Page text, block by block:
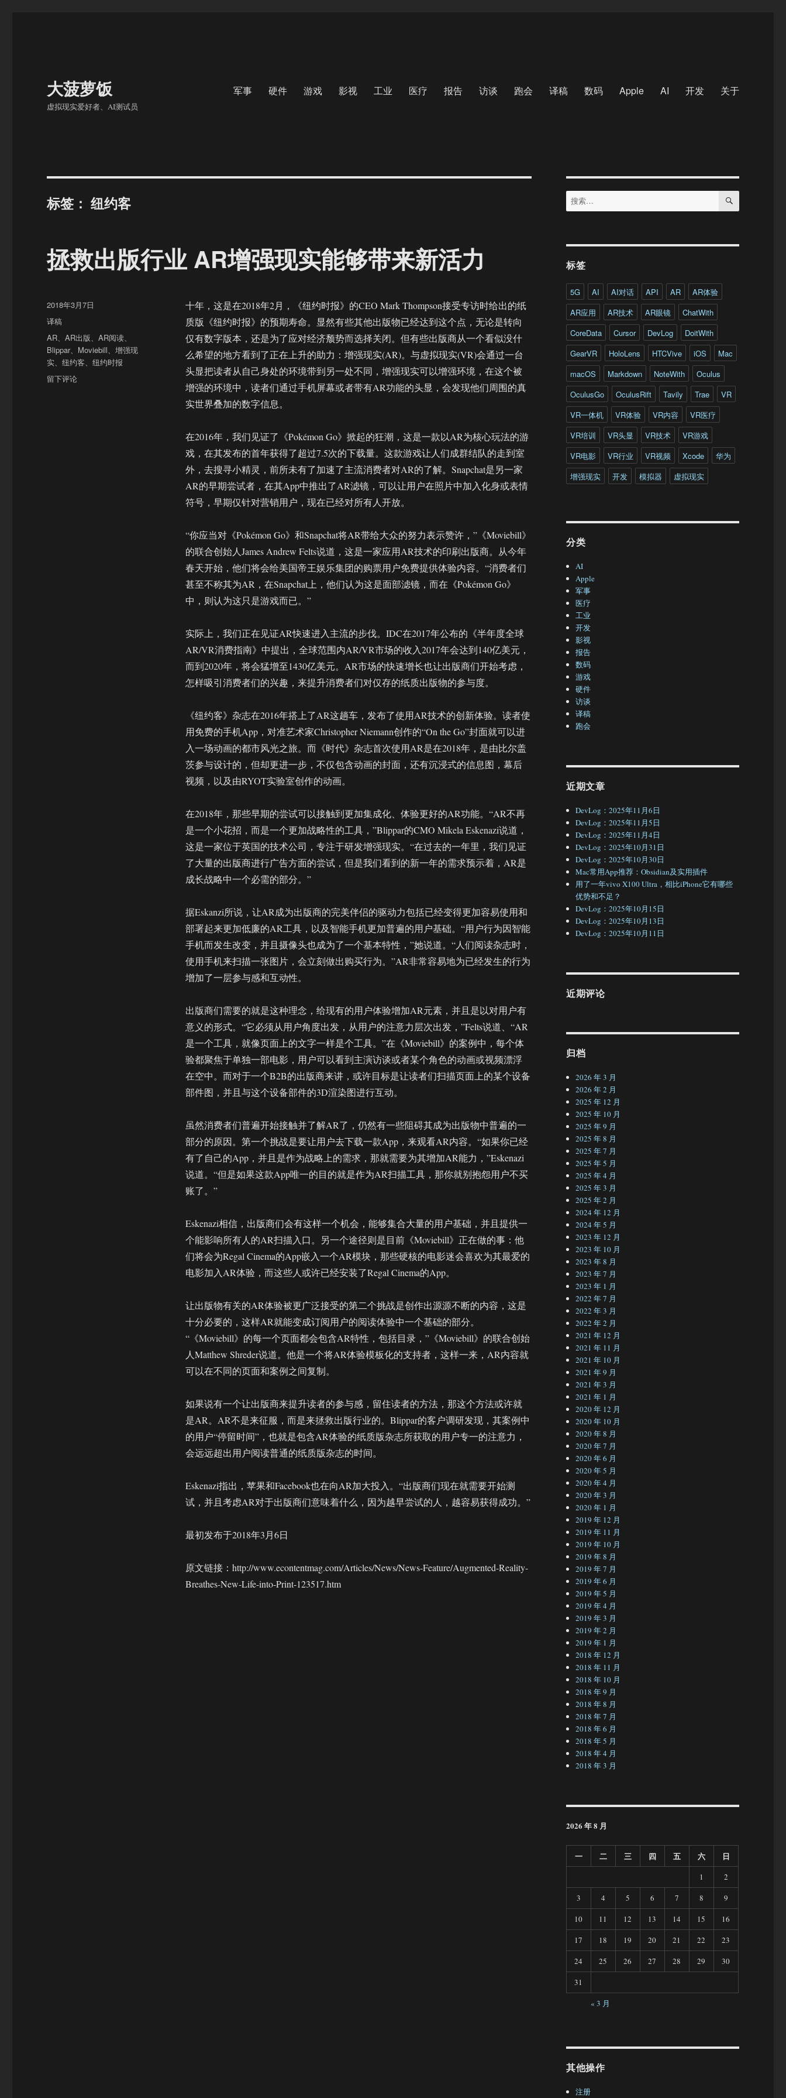
大菠萝饭
虚拟现实爱好者、AI测试员
军事 硬件 游戏 影视 工业 医疗 报告 访谈 跑会 译稿 数码 Apple AI 开发 关于
标签：纽约客
拯救出版行业 AR增强现实能够带来新活力
十年，这是在2018年2月，《纽约时报》的CEO Mark Thompson接受专访时给出的纸
质版《纽约时报》的预期寿命。显然有些其他出版物已经达到这个点，无论是转向
仅有数字版本，还是为了应对经济颓势而选择关闭。但有些出版商从一个看似没什
么希望的地方看到了正在上升的助力：增强现实(AR)。与虚拟现实(VR)会通过一台
头显把读者从自己身处的环境带到另一处不同，增强现实可以增强环境，在这个被
增强的环境中，读者们通过手机屏幕或者带有AR功能的头显，会发现他们周围的真
实世界叠加的数字信息。
在2016年，我们见证了《Pokémon Go》掀起的狂潮，这是一款以AR为核心玩法的游
戏，在其发布的首年获得了超过7.5次的下载量。这款游戏让人们成群结队的走到室
外，去搜寻小精灵，前所未有了加速了主流消费者对AR的了解。Snapchat是另一家
AR的早期尝试者，在其App中推出了AR滤镜，可以让用户在照片中加入化身或表情
符号，早期仅针对营销用户，现在已经对所有人开放。
“你应当对《Pokémon Go》和Snapchat将AR带给大众的努力表示赞许，”《Moviebill》
的联合创始人James Andrew Felts说道，这是一家应用AR技术的印刷出版商。从今年
春天开始，他们将会给美国帝王娱乐集团的购票用户免费提供体验内容。“消费者们
甚至不称其为AR，在Snapchat上，他们认为这是面部滤镜，而在《Pokémon Go》
中，则认为这只是游戏而已。”
实际上，我们正在见证AR快速进入主流的步伐。IDC在2017年公布的《半年度全球
AR/VR消费指南》中提出，全球范围内AR/VR市场的收入2017年会达到140亿美元，
而到2020年，将会猛增至1430亿美元。AR市场的快速增长也让出版商们开始考虑，
怎样吸引消费者们的兴趣，来提升消费者们对仅存的纸质出版物的参与度。
《纽约客》杂志在2016年搭上了AR这趟车，发布了使用AR技术的创新体验。读者使
用免费的手机App，对准艺术家Christopher Niemann创作的“On the Go”封面就可以进
入一场动画的都市风光之旅。而《时代》杂志首次使用AR是在2018年，是由比尔盖
茨参与设计的，但却更进一步，不仅包含动画的封面，还有沉浸式的信息图，幕后
视频，以及由RYOT实验室创作的动画。
在2018年，那些早期的尝试可以接触到更加集成化、体验更好的AR功能。“AR不再
是一个小花招，而是一个更加战略性的工具，”Blippar的CMO Mikela Eskenazi说道，
这是一家位于英国的技术公司，专注于研发增强现实。“在过去的一年里，我们见证
了大量的出版商进行广告方面的尝试，但是我们看到的新一年的需求预示着，AR是
成长战略中一个必需的部分。”
据Eskanzi所说，让AR成为出版商的完美伴侣的驱动力包括已经变得更加容易使用和
部署起来更加低廉的AR工具，以及智能手机更加普遍的用户基础。“用户行为因智能
手机而发生改变，并且摄像头也成为了一个基本特性，”她说道。“人们阅读杂志时，
使用手机来扫描一张图片，会立刻做出购买行为。”AR非常容易地为已经发生的行为
增加了一层参与感和互动性。
出版商们需要的就是这种理念，给现有的用户体验增加AR元素，并且是以对用户有
意义的形式。“它必须从用户角度出发，从用户的注意力层次出发，”Felts说道、“AR
是一个工具，就像页面上的文字一样是个工具。”在《Moviebill》的案例中，每个体
验都聚焦于单独一部电影，用户可以看到主演访谈或者某个角色的动画或视频漂浮
在空中。而对于一个B2B的出版商来讲，或许目标是让读者们扫描页面上的某个设备
部件图，并且与这个设备部件的3D渲染图进行互动。
虽然消费者们普遍开始接触并了解AR了，仍然有一些阻碍其成为出版物中普遍的一
部分的原因。第一个挑战是要让用户去下载一款App，来观看AR内容。“如果你已经
有了自己的App，并且是作为战略上的需求，那就需要为其增加AR能力，”Eskenazi
说道。“但是如果这款App唯一的目的就是作为AR扫描工具，那你就别抱怨用户不买
账了。”
Eskenazi相信，出版商们会有这样一个机会，能够集合大量的用户基础，并且提供一
个能影响所有人的AR扫描入口。另一个途径则是目前《Moviebill》正在做的事：他
们将会为Regal Cinema的App嵌入一个AR模块，那些硬核的电影迷会喜欢为其最爱的
电影加入AR体验，而这些人或许已经安装了Regal Cinema的App。
让出版物有关的AR体验被更广泛接受的第二个挑战是创作出源源不断的内容，这是
十分必要的，这样AR就能变成订阅用户的阅读体验中一个基础的部分。
“《Moviebill》的每一个页面都会包含AR特性，包括目录，”《Moviebill》的联合创始
人Matthew Shreder说道。他是一个将AR体验模板化的支持者，这样一来，AR内容就
可以在不同的页面和案例之间复制。
如果说有一个让出版商来提升读者的参与感，留住读者的方法，那这个方法或许就
是AR。AR不是来征服，而是来拯救出版行业的。Blippar的客户调研发现，其案例中
的用户“停留时间”，也就是包含AR体验的纸质版杂志所获取的用户专一的注意力，
会远远超出用户阅读普通的纸质版杂志的时间。
Eskenazi指出，苹果和Facebook也在向AR加大投入。“出版商们现在就需要开始测
试，并且考虑AR对于出版商们意味着什么，因为越早尝试的人，越容易获得成功。”
最初发布于2018年3月6日
原文链接：http://www.econtentmag.com/Articles/News/News-Feature/Augmented-Reality-
Breathes-New-Life-into-Print-123517.htm
发
布
于
2018年3月7日
分
类
译稿
标
签
AR、AR出版、AR阅读、
Blippar、 Moviebill、增强现
实、纽约客、纽约时报
于
留下评论
搜
索：
搜
标签
5G AI AI对话 API AR
AR体验
AR应用
AR技术 AR眼镜
ChatWith
CoreData
Cursor DevLog
DoitWith
GearVR
HoloLens HTCVive iOS
Mac
macOS
Markdown NoteWith
Oculus
OculusGo
OculusRift Tavily Trae
VR
VR一体机
VR体验 VR内容
VR医疗
VR培训
VR头显 VR技术
VR游戏
VR电影
VR行业 VR视频 Xcode
华为
增强现实
开发 模拟器 虚拟现实
分类
AI
Apple
军事
医疗
工业
开发
影视
报告
数码
游戏
硬件
访谈
译稿
跑会
近期文章
DevLog：2025年11月6日
DevLog：2025年11月5日
DevLog：2025年11月4日
DevLog：2025年10月31日
DevLog：2025年10月30日
Mac常用App推荐：Obsidian及实用插件
用了一年vivo X100 Ultra，相比iPhone它有哪些
优势和不足？
DevLog：2025年10月15日
DevLog：2025年10月13日
DevLog：2025年10月11日
近期评论
归档
2026 年 3 月
2026 年 2 月
2025 年 12 月
2025 年 10 月
2025 年 9 月
2025 年 8 月
2025 年 7 月
2025 年 5 月
2025 年 4 月
2025 年 3 月
2025 年 2 月
2024 年 12 月
2024 年 5 月
2023 年 12 月
2023 年 10 月
2023 年 8 月
2023 年 7 月
2023 年 1 月
2022 年 7 月
2022 年 3 月
2022 年 2 月
2021 年 12 月
2021 年 11 月
2021 年 10 月
2021 年 9 月
2021 年 3 月
2021 年 1 月
2020 年 12 月
2020 年 10 月
2020 年 8 月
2020 年 7 月
2020 年 6 月
2020 年 5 月
2020 年 4 月
2020 年 3 月
2020 年 1 月
2019 年 12 月
2019 年 11 月
2019 年 10 月
2019 年 8 月
2019 年 7 月
2019 年 6 月
2019 年 5 月
2019 年 4 月
2019 年 3 月
2019 年 2 月
2019 年 1 月
2018 年 12 月
2018 年 11 月
2018 年 10 月
2018 年 9 月
2018 年 8 月
2018 年 7 月
2018 年 6 月
2018 年 5 月
2018 年 4 月
2018 年 3 月
2026 年 8 月
一 二 三 四 五 六 日
1
2
3
4 5 6 7 8
9
10
11 12 13 14 15
16
17
18 19 20 21 22
23
24
25 26 27 28 29
30
31
« 3 月
其他操作
注册